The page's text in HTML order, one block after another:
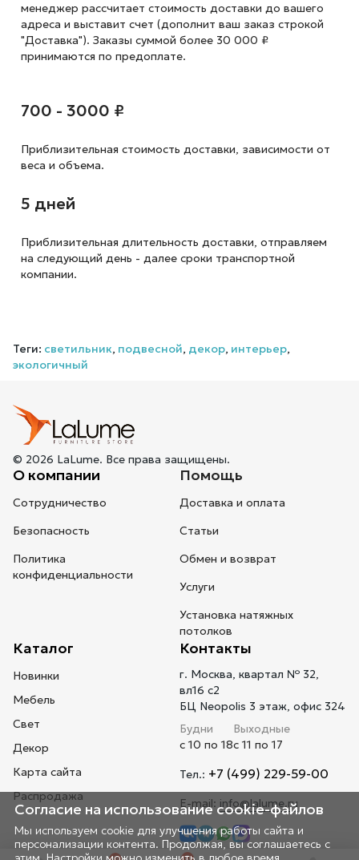
менеджер рассчитает стоимость доставки до вашего
адреса и выставит счет (дополнит ваш заказ строкой
"Доставка"). Заказы суммой более 30 000 ₽
принимаются по предоплате.
700 - 3000 ₽
Приблизительная стоимость доставки, зависимости от
веса и объема.
5 дней
Приблизительная длительность доставки, отправляем
на следующий день - далее сроки транспортной
компании.
Теги: светильник, подвесной, декор, интерьер,
экологичный
© 2026 LaLume. Все права защищены.
О компании
Сотрудничество
Безопасность
Политика
конфиденциальности
Помощь
Доставка и оплата
Статьи
Обмен и возврат
Услуги
Установка натяжных
потолков
Каталог
Новинки
Мебель
Свет
Декор
Карта сайта
Распродажа
Контакты
г. Москва, квартал № 32,
вл16 с2
БЦ Neopolis 3 этаж, офис 324
Будни
с 10 по 18
Выходные
с 11 по 17
Тел.: +7 (499) 229-59-00
E-mail: info@lalume.ru
Согласие на использование cookie-файлов
Мы используем cookie для улучшения работы сайта и
персонализации контента. Продолжая, вы соглашаетесь с